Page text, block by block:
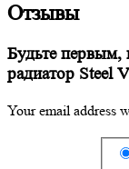
Отзывы
Будьте первым,
радиатор Steel
Your email address